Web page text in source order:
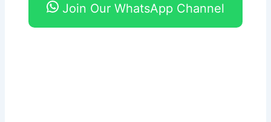
Join Our WhatsApp Channel